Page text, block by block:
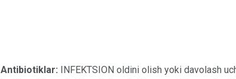
Antibiotiklar: INFEKTSION oldini olish yoki davolash